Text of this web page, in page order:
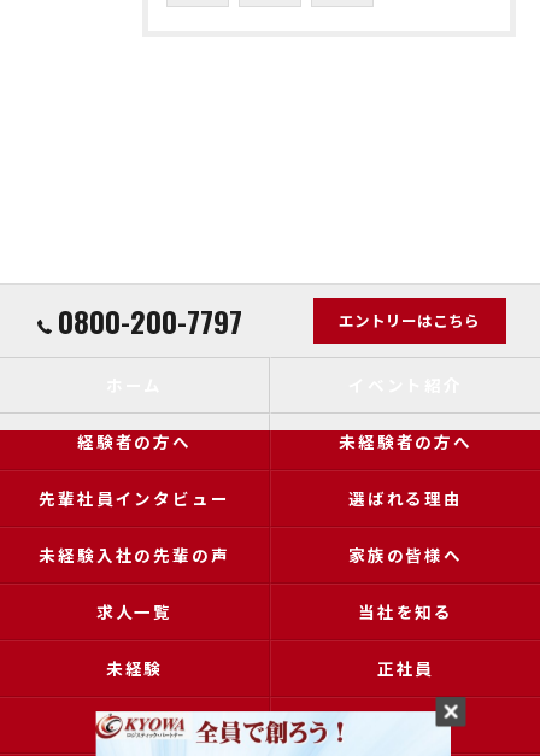
0800-200-7797 エントリーはこちら
経験者の方へ 未経験者の方へ
先輩社員インタビュー 選ばれる理由
未経験入社の先輩の声 家族の皆様へ
求人一覧 当社を知る
未経験 正社員
高収入